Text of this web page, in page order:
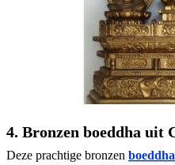
4. Bronzen boeddha uit
Deze prachtige bronzen boeddha